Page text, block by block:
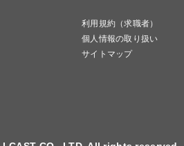
利用規約（求職者）
個人情報の取り扱い
サイトマップ